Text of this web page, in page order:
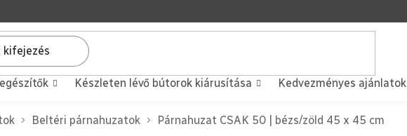
Készleten lévő bútorok kiárusítása Kedvezményes ajánlatok
Beltéri párnahuzatok Párnahuzat CSAK 50 | bézs/zöld 45 x 45 cm